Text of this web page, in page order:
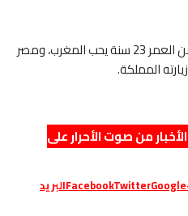
وأضافت سميرة أن ابنها الذي يبلغ من العمر 23 سنة يحب المغرب، ومصر
المملكة.
FacebookTwitter
البريد